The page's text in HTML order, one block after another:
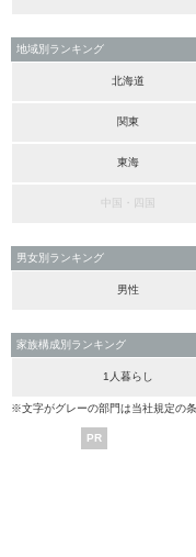
地域別ランキング
北海道
関東
東海
中国・四国
男女別ランキング
男性
家族構成別ランキング
1人暮らし
※文字がグレーの部門は当社規定の
PR